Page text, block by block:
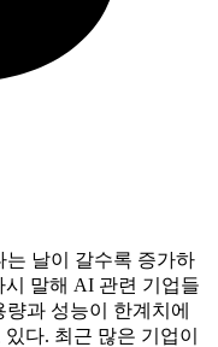
날이 갈수록 증가하
말해 AI 관련 기업들
과 성능이 한계치에
다. 최근 많은 기업이